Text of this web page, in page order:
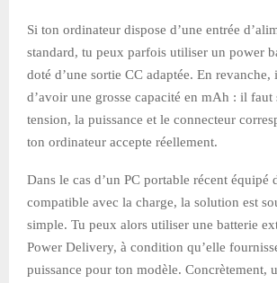
Si ton ordinateur dispose d’une entrée
standard, tu peux parfois utiliser un power
doté d’une sortie CC adaptée. En
d’avoir une grosse capacité en mAh : il faut
tension, la puissance et le connecteur
ton ordinateur accepte réellement.
Dans le cas d’un PC portable récent équipé
compatible avec la charge, la solution est
simple. Tu peux alors utiliser une batterie
Power Delivery, à condition qu’elle
puissance pour ton modèle. Concrètement,